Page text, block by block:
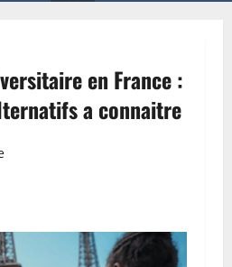
en France :
a connaitre